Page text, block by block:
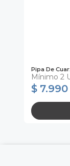
Pipa De
Mínimo 2
$ 7.990